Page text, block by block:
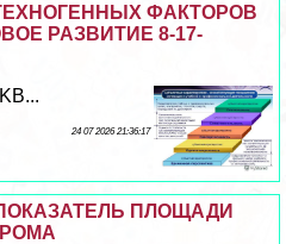
ФАКТОРОВ
РАЗВИТИЕ 8-17-
24 07 2026 21:36:17
ПЛОЩАДИ